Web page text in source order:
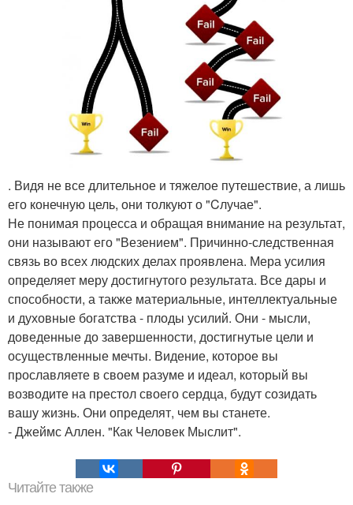
. Видя не все длительное и тяжелое путешествие, а лишь
его конечную цель, они толкуют о "Cлучае".
Не понимая процесса и обращая внимание на результат,
они называют его "Везением". Причинно-следственная
связь во всех людских делах проявлена. Мера усилия
определяет меру достигнутого результата. Все дары и
способности, а также материальные, интеллектуальные
и духовные богатства - плоды усилий. Они - мысли,
доведенные до завершенности, достигнутые цели и
осуществленные мечты. Видение, которое вы
прославляете в своем разуме и идеал, который вы
возводите на престол своего сердца, будут созидать
вашу жизнь. Они определят, чем вы станете.
- Джеймс Аллен. "Как Человек Мыслит".
Читайте также